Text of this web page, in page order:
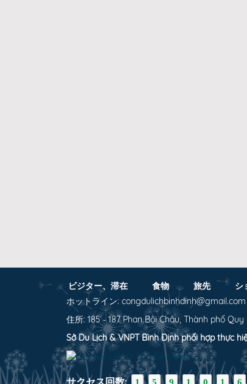
ビジター、滞在 食物 旅先 シ
ホットライン: congdulichbinhdinh@gmail.com
住所: 185 - 187 Phan Bội Châu, Thành phố
Sở Du Lịch & VNPT Bình Định phối hợp thực